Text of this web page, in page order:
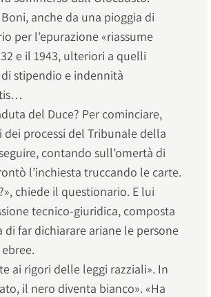
anche da una pioggia di
per l’epurazione «riassume
e il 1943, ulteriori a quelli
stipendio e indennità
del Duce? Per cominciare,
processi del Tribunale della
contando sull’omertà di
l’inchiesta truccando le carte.
chiede il questionario. E lui
tecnico-giuridica, composta
far dichiarare ariane le persone
ai rigori delle leggi razziali». In
il nero diventa bianco». «Ha